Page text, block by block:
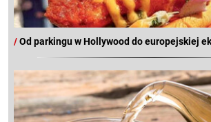
/Od parkingu w Hollywood do europejskiej